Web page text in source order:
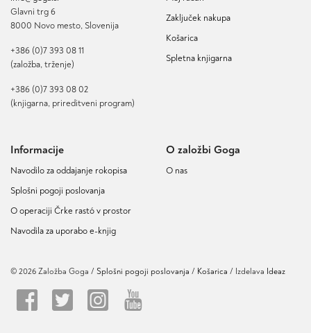
Glavni trg 6
8000 Novo mesto, Slovenija
+386 (0)7 393 08 11
(založba, trženje)
+386 (0)7 393 08 02
(knjigarna, prireditveni program)
Zaključek nakupa
Košarica
Spletna knjigarna
Informacije
Navodilo za oddajanje rokopisa
Splošni pogoji poslovanja
O operaciji Črke rastó v prostor
Navodila za uporabo e-knjig
O založbi Goga
O nas
© 2026 Založba Goga / Splošni pogoji poslovanja Košarica / Izdelava Ideaz